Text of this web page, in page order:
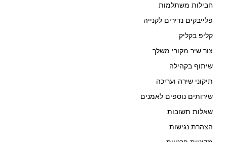
חבילות משתלמות
פלייבקים נדירים לקנייה
קליפ בקליק
צור שיר מקורי משלך
שיתוף בקהילה
תיקוני שירה ועריכה
שירותים נוספים לאמנים
שאלות תשובות
הצהרת נגישות